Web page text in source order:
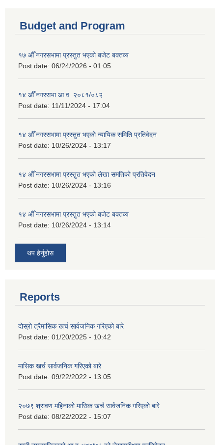
Budget and Program
१७ औँ नगरसभामा प्रस्तुत भएको बजेट बक्तव्य
Post date: 06/24/2026 - 01:05
१४ औँ नगरसभा आ.व. २०८१/०८२
Post date: 11/11/2024 - 17:04
१४ औँ नगरसभामा प्रस्तुत भएको न्यायिक समिति प्रतिवेदन
Post date: 10/26/2024 - 13:17
१४ औँ नगरसभामा प्रस्तुत भएको लेखा समतिको प्रतिवेदन
Post date: 10/26/2024 - 13:16
१४ औँ नगरसभामा प्रस्तुत भएको बजेट बक्तव्य
Post date: 10/26/2024 - 13:14
थप हेर्नुहोस
Reports
दोस्रो त्रैमासिक खर्च सार्वजनिक गरिएको बारे
Post date: 01/20/2025 - 10:42
मासिक खर्च सार्वजनिक गरिएको बारे
Post date: 09/22/2022 - 13:05
२०७९ श्रावण महिनाको मासिक खर्च सार्वजनिक गरिएको बारे
Post date: 08/22/2022 - 15:07